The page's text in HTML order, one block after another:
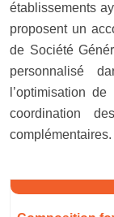
établissements
proposent un
de Société
personnalisé
l’optimisation
coordination
complémentaires.